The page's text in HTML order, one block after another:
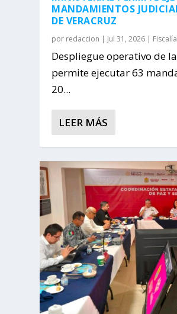
MANDAMIENTOS
DE VERACRUZ
por redaccion | Jul 31, 2026 |
Despliegue operativo de
permite ejecutar 63
20...
LEER MÁS